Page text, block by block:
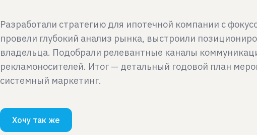
Разработали стратегию для ипотечной компании с
провели глубокий анализ рынка, выстроили
владельца. Подобрали релевантные каналы
рекламоносителей. Итог — детальный годовой план
системный маркетинг.
Хочу так же